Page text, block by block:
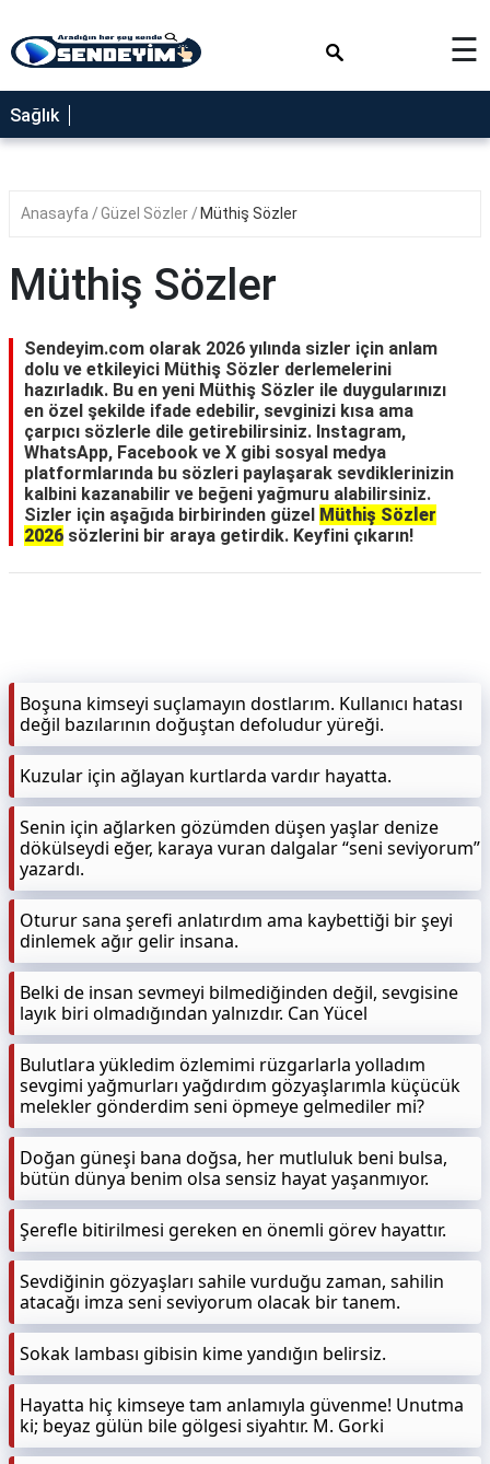
SAĞLIK
NEDİR
YEMEK
RÜYA
GEZİLECEK
YERLER
BLOG
☰
Sağlık
Anasayfa Güzel Sözler Müthiş Sözler
Müthiş Sözler
Sendeyim.com olarak 2026 yılında sizler için anlam
dolu ve etkileyici Müthiş Sözler derlemelerini
hazırladık. Bu en yeni Müthiş Sözler ile duygularınızı
en özel şekilde ifade edebilir, sevginizi kısa ama
çarpıcı sözlerle dile getirebilirsiniz. Instagram,
WhatsApp, Facebook ve X gibi sosyal medya
platformlarında bu sözleri paylaşarak sevdiklerinizin
kalbini kazanabilir ve beğeni yağmuru alabilirsiniz.
Sizler için aşağıda birbirinden güzel Müthiş Sözler
2026 sözlerini bir araya getirdik. Keyfini çıkarın!
Boşuna kimseyi suçlamayın dostlarım. Kullanıcı hatası
değil bazılarının doğuştan defoludur yüreği.
Kuzular için ağlayan kurtlarda vardır hayatta.
Senin için ağlarken gözümden düşen yaşlar denize
dökülseydi eğer, karaya vuran dalgalar “seni seviyorum”
yazardı.
Oturur sana şerefi anlatırdım ama kaybettiği bir şeyi
dinlemek ağır gelir insana.
Belki de insan sevmeyi bilmediğinden değil, sevgisine
layık biri olmadığından yalnızdır. Can Yücel
Bulutlara yükledim özlemimi rüzgarlarla yolladım
sevgimi yağmurları yağdırdım gözyaşlarımla küçücük
melekler gönderdim seni öpmeye gelmediler mi?
Doğan güneşi bana doğsa, her mutluluk beni bulsa,
bütün dünya benim olsa sensiz hayat yaşanmıyor.
Şerefle bitirilmesi gereken en önemli görev hayattır.
Sevdiğinin gözyaşları sahile vurduğu zaman, sahilin
atacağı imza seni seviyorum olacak bir tanem.
Sokak lambası gibisin kime yandığın belirsiz.
Hayatta hiç kimseye tam anlamıyla güvenme! Unutma
ki; beyaz gülün bile gölgesi siyahtır. M. Gorki